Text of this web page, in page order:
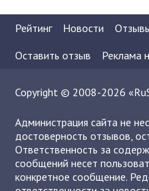
Рейтинг Новости
Оставить отзыв
Реклама
Copyright © 2008-2026
Администрация сайта не
достоверность отзывов,
Ответственность за
сообщений несет
конкретное сообщение.